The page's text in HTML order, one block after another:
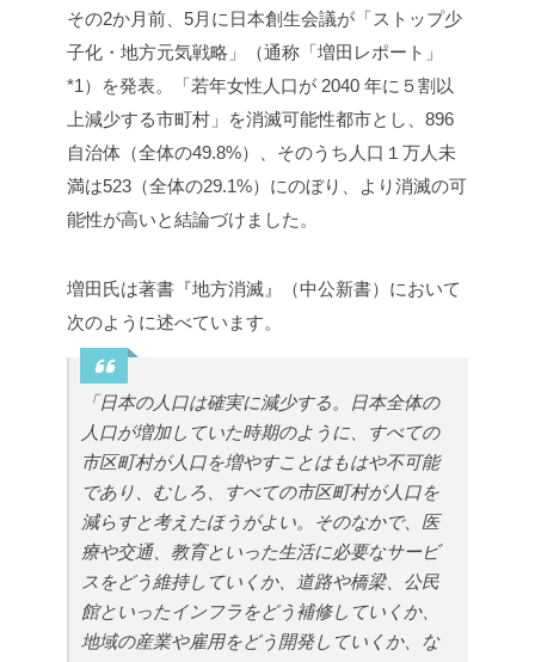
その2か月前、5月に日本創生会議が「ストップ少
子化・地方元気戦略」（通称「増田レポート」
*1）を発表。「若年女性人口が 2040 年に５割以
上減少する市町村」を消滅可能性都市とし、896
自治体（全体の49.8%）、そのうち人口１万人未
満は523（全体の29.1%）にのぼり、より消滅の可
能性が高いと結論づけました。
増田氏は著書『地方消滅』（中公新書）において
次のように述べています。
「日本の人口は確実に減少する。日本全体の
人口が増加していた時期のように、すべての
市区町村が人口を増やすことはもはや不可能
であり、むしろ、すべての市区町村が人口を
減らすと考えたほうがよい。そのなかで、医
療や交通、教育といった生活に必要なサービ
スをどう維持していくか、道路や橋梁、公民
館といったインフラをどう補修していくか、
地域の産業や雇用をどう開発していくか、な